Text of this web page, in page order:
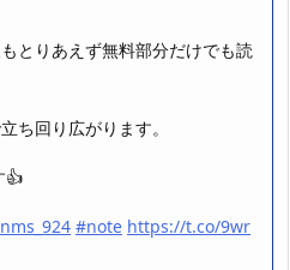
とりあえず無料部分だけでも読
ち回り広がります。
👍
#note https://t.co/9wr